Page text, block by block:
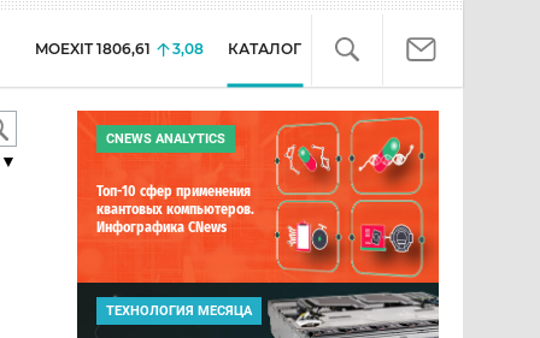
MOEXIT 1806,61 3,08 КАТАЛОГ
CNEWS ANALYTICS
Топ-10 сфер применения
квантовых компьютеров.
Инфографика CNews
ТЕХНОЛОГИЯ МЕСЯЦА